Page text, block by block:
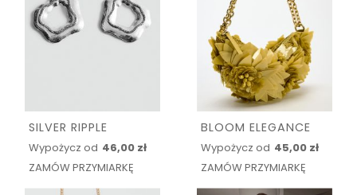
SILVER RIPPLE
Wypożycz od 46,00 zł
ZAMÓW PRZYMIARKĘ
BLOOM ELEGANCE
Wypożycz od 45,00 zł
ZAMÓW PRZYMIARKĘ